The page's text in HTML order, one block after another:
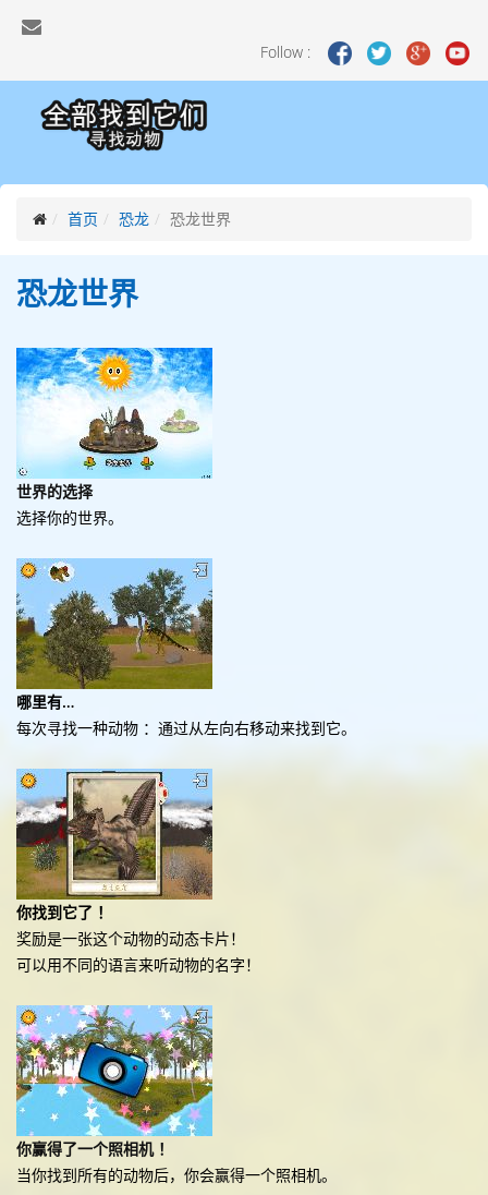
Follow :
首页 恐龙 恐龙世界
恐龙世界
世界的选择
选择你的世界。
哪里有…
每次寻找一种动物 ：通过从左向右移动来找到它。
你找到它了 ！
奖励是一张这个动物的动态卡片！
可以用不同的语言来听动物的名字！
你赢得了一个照相机 ！
当你找到所有的动物后，你会赢得一个照相机。